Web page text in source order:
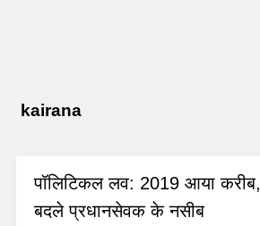
kairana
पॉलिटिकल लव: 2019 आया करीब,
बदले प्रधानसेवक के नसीब